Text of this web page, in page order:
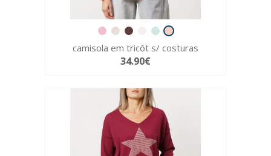
camisola em tricôt s/ costuras
34.90€